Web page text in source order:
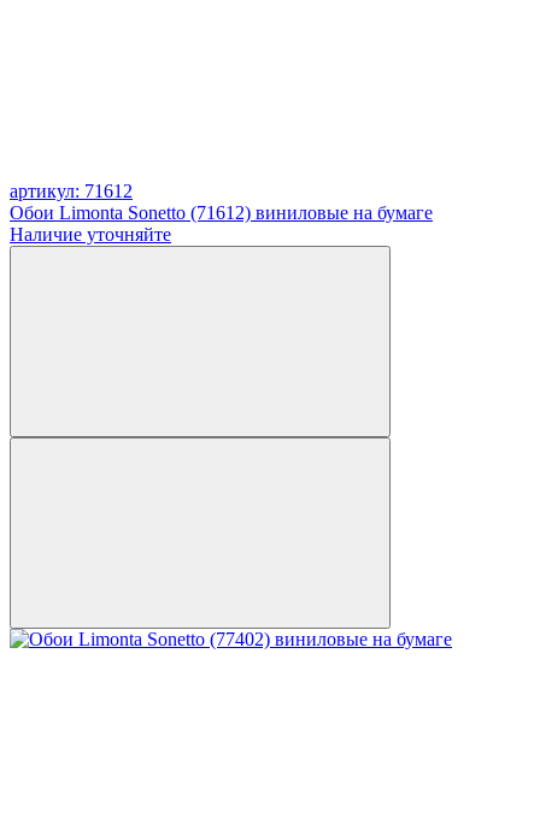
артикул: 71612
Обои Limonta Sonetto (71612) виниловые на бумаге
Наличие уточняйте